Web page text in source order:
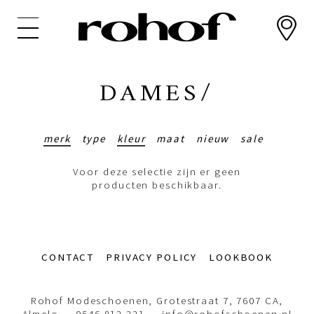
DAMES/
merk type kleur maat nieuw sale
Voor deze selectie zijn er geen
producten beschikbaar.
Footer-CONTACT PRIVACY POLICY LOOKBOOK
Rohof Modeschoenen, Grotestraat 7, 7607 CA,